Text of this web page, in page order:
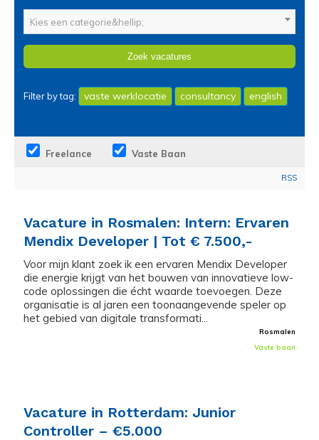
Kies een categorie&hellip;
Filter by tag: vaste werklocatie consultancy english
Freelance Vaste Baan
RSS
Vacature in Rosmalen: Intern: Ervaren
Mendix Developer | Tot € 7.500,-
Voor mijn klant zoek ik een ervaren Mendix Developer
die energie krijgt van het bouwen van innovatieve low-
code oplossingen die écht waarde toevoegen. Deze
organisatie is al jaren een toonaangevende speler op
het gebied van digitale transformati...
Rosmalen
Vaste baan
Vacature in Rotterdam: Junior
Controller – €5.000